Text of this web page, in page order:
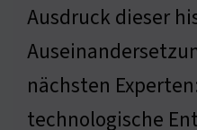
Ausdruck dieser
nächsten
technologische